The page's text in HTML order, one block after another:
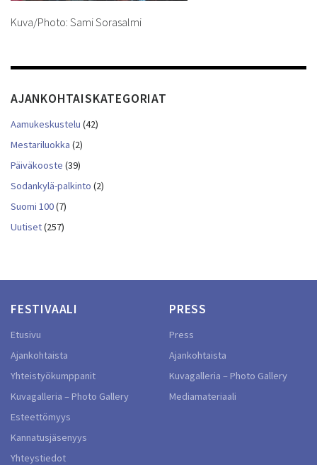
Kuva/Photo: Sami Sorasalmi
AJANKOHTAISKATEGORIAT
Aamukeskustelu (42)
Mestariluokka (2)
Päiväkooste (39)
Sodankylä-palkinto (2)
Suomi 100(7)
Uutiset(257)
FESTIVAALI
Etusivu
Ajankohtaista
Yhteistyökumppanit
Kuvagalleria – Photo Gallery
Esteettömyys
Kannatusjäsenyys
Yhteystiedot
PRESS
Press
Ajankohtaista
Kuvagalleria – Photo Gallery
Mediamateriaali